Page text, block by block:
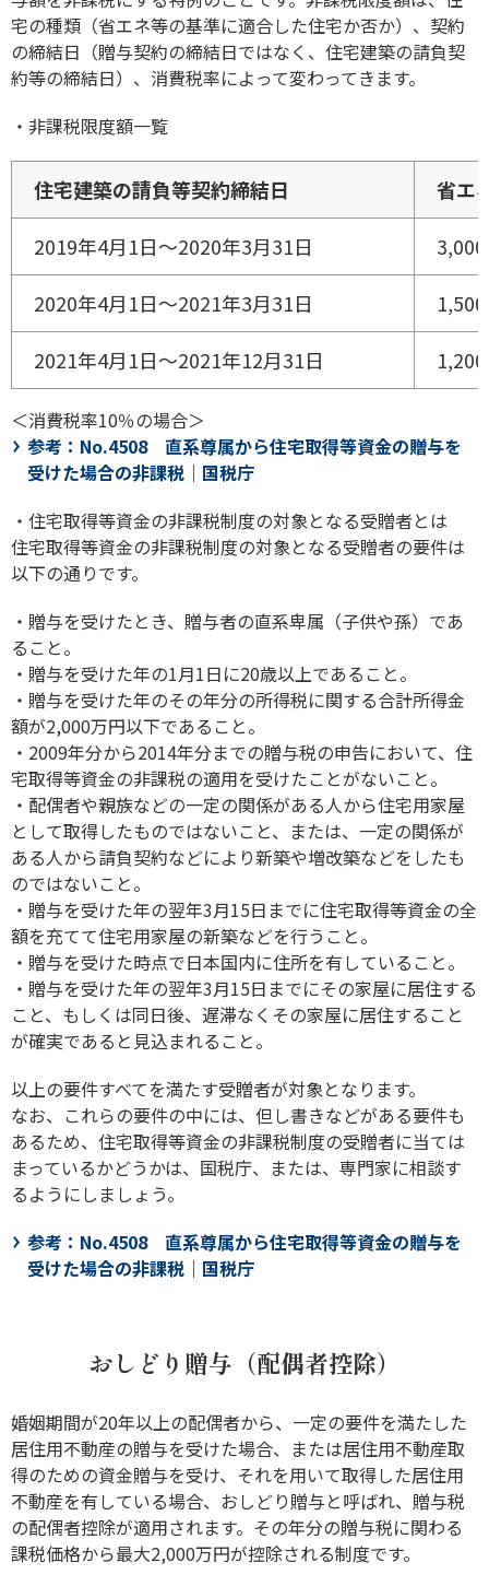
宅の種類（省エネ等の基準に適合した住宅か否か）、契約
の締結日（贈与契約の締結日ではなく、住宅建築の請負契
約等の締結日）、消費税率によって変わってきます。
・非課税限度額一覧
住宅建築の請負等契約締結日
省エ
2019年4月1日～2020年3月31日
2020年4月1日～2021年3月31日
2021年4月1日～2021年12月31日
＜消費税率10％の場合＞
参考：No.4508 直系尊属から住宅取得等資金の贈与を
受けた場合の非課税｜国税庁
・住宅取得等資金の非課税制度の対象となる受贈者とは
住宅取得等資金の非課税制度の対象となる受贈者の要件は
以下の通りです。
・贈与を受けたとき、贈与者の直系卑属（子供や孫）であ
ること。
・贈与を受けた年の1月1日に20歳以上であること。
・贈与を受けた年のその年分の所得税に関する合計所得金
額が2,000万円以下であること。
・2009年分から2014年分までの贈与税の申告において、住
宅取得等資金の非課税の適用を受けたことがないこと。
・配偶者や親族などの一定の関係がある人から住宅用家屋
として取得したものではないこと、または、一定の関係が
ある人から請負契約などにより新築や増改築などをしたも
のではないこと。
・贈与を受けた年の翌年3月15日までに住宅取得等資金の全
額を充てて住宅用家屋の新築などを行うこと。
・贈与を受けた時点で日本国内に住所を有していること。
・贈与を受けた年の翌年3月15日までにその家屋に居住する
こと、もしくは同日後、遅滞なくその家屋に居住すること
が確実であると見込まれること。
以上の要件すべてを満たす受贈者が対象となります。
なお、これらの要件の中には、但し書きなどがある要件も
あるため、住宅取得等資金の非課税制度の受贈者に当ては
まっているかどうかは、国税庁、または、専門家に相談す
るようにしましょう。
参考：No.4508 直系尊属から住宅取得等資金の贈与を
受けた場合の非課税｜国税庁
おしどり贈与（配偶者控除）
婚姻期間が20年以上の配偶者から、一定の要件を満たした
居住用不動産の贈与を受けた場合、または居住用不動産取
得のための資金贈与を受け、それを用いて取得した居住用
不動産を有している場合、おしどり贈与と呼ばれ、贈与税
の配偶者控除が適用されます。その年分の贈与税に関わる
課税価格から最大2,000万円が控除される制度です。